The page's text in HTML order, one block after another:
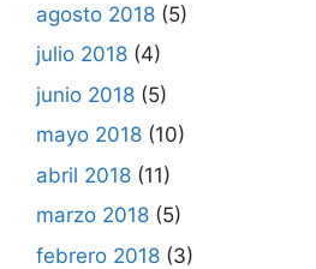
agosto 2018 (5)
julio 2018 (4)
junio 2018 (5)
mayo 2018 (10)
abril 2018 (11)
marzo 2018 (5)
febrero 2018 (3)